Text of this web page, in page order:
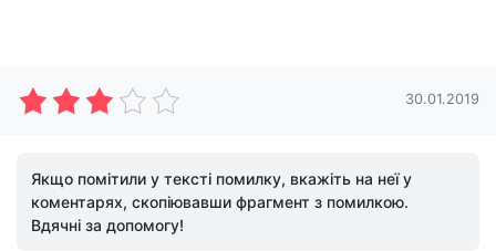
30.01.2019
Якщо помітили у тексті помилку, вкажіть на неї у
коментарях, скопіювавши фрагмент з помилкою.
Вдячні за допомогу!